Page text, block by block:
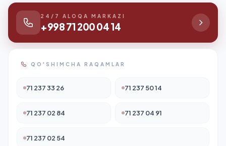
24/7 ALOQA MARKAZI
+998 71 200 04 14
QO'SHIMCHA RAQAMLAR
71 237 33 26 71 237 50 14
71 237 02 84 71 237 04 91
71 237 02 54